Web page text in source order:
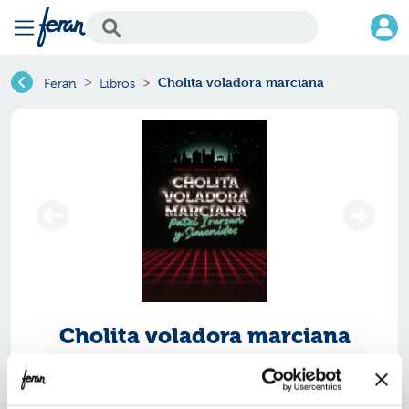
Feran Libros Cholita voladora marciana
Cholita voladora marciana
Ref.